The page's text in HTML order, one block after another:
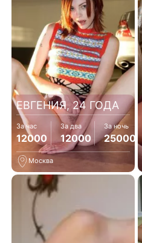
ЕВГЕНИЯ, 24 ГОДА
За час
12000
За два
12000
За ночь
25000
Москва